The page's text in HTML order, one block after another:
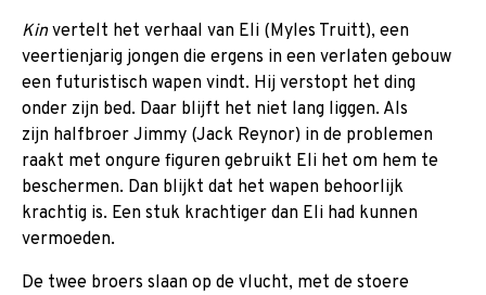
Kinvertelt het verhaal van Eli (Myles Truitt), een
veertienjarig jongen die ergens in een verlaten gebouw
een futuristisch wapen vindt. Hij verstopt het ding
onder zijn bed. Daar blijft het niet lang liggen. Als
zijn halfbroer Jimmy (Jack Reynor) in de problemen
raakt met ongure figuren gebruikt Eli het om hem te
beschermen. Dan blijkt dat het wapen behoorlijk
krachtig is. Een stuk krachtiger dan Eli had kunnen
vermoeden.
De twee broers slaan op de vlucht, met de stoere